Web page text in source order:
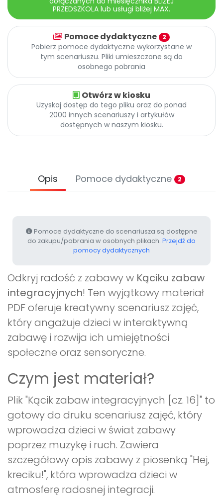
Archiwalne numery
Pomoc
PRZEDSZKOLA lub usługi bliżej MAX.
Pomoce dydaktyczne 2
Pobierz pomoce dydaktyczne wykorzystane w
tym scenariuszu. Pliki umieszczone są do
osobnego pobrania
Otwórz w kiosku
Uzyskaj dostęp do tego pliku oraz do ponad
2000 innych scenariuszy i artykułów
dostępnych w naszym kiosku.
Opis Pomoce dydaktyczne 2
Pomoce dydaktyczne do scenariusza są dostępne
do zakupu/pobrania w osobnych plikach. Przejdź do
pomocy dydaktycznych
Odkryj radość z zabawy w Kąciku zabaw
integracyjnych! Ten wyjątkowy materiał
PDF oferuje kreatywny scenariusz zajęć,
który angażuje dzieci w interaktywną
zabawę i rozwija ich umiejętności
społeczne oraz sensoryczne.
Czym jest materiał?
Plik "Kącik zabaw integracyjnych [cz. 16]" to
gotowy do druku scenariusz zajęć, który
wprowadza dzieci w świat zabawy
poprzez muzykę i ruch. Zawiera
szczegółowy opis zabawy z piosenką "Hej,
kreciku!", która wprowadza dzieci w
atmosferę radosnej integracji.